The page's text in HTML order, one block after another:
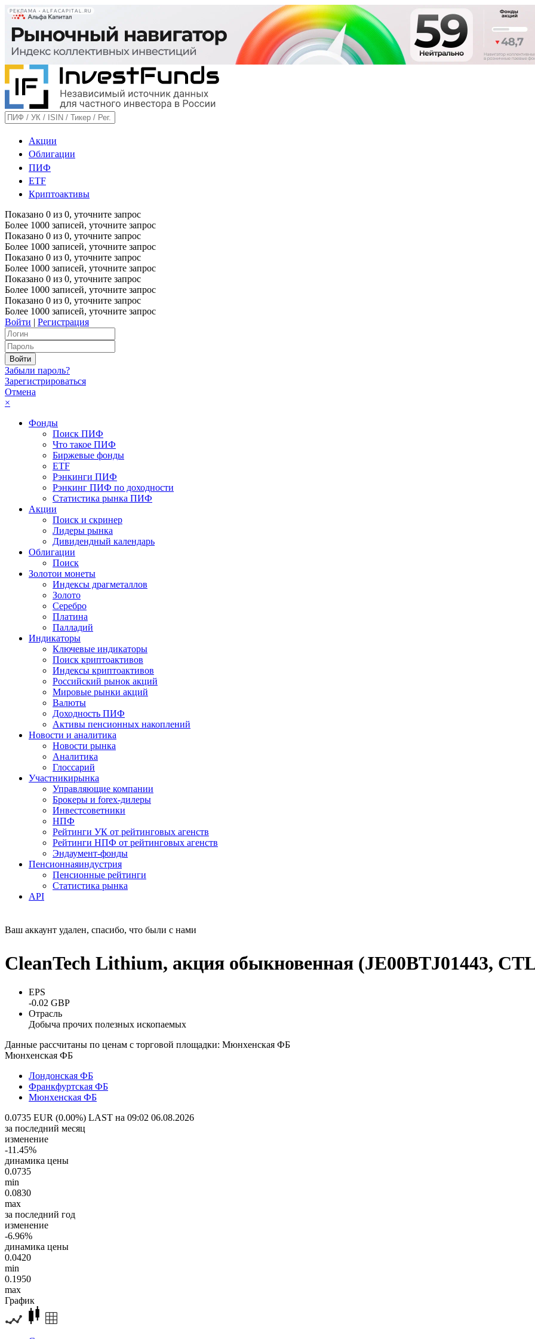
РЕКЛАМА • ALFACAPITAL.RU
Акции
Облигации
ПИФ
ETF
Криптоактивы
Показано 0 из 0, уточните запрос
Более 1000 записей, уточните запрос
Показано 0 из 0, уточните запрос
Более 1000 записей, уточните запрос
Показано 0 из 0, уточните запрос
Более 1000 записей, уточните запрос
Показано 0 из 0, уточните запрос
Более 1000 записей, уточните запрос
Показано 0 из 0, уточните запрос
Более 1000 записей, уточните запрос
Войти | Регистрация
Забыли пароль?
Зарегистрироваться
Отмена
×
Фонды
Поиск ПИФ
Что такое ПИФ
Биржевые фонды
ETF
Рэнкинги ПИФ
Рэнкинг ПИФ по доходности
Статистика рынка ПИФ
Акции
Поиск и скринер
Лидеры рынка
Дивидендный календарь
Облигации
Поиск
Золотои монеты
Индексы драгметаллов
Золото
Серебро
Платина
Палладий
Индикаторы
Ключевые индикаторы
Поиск криптоактивов
Индексы криптоактивов
Российский рынок акций
Мировые рынки акций
Валюты
Доходность ПИФ
Активы пенсионных накоплений
Новости и аналитика
Новости рынка
Аналитика
Глоссарий
Участникирынка
Управляющие компании
Брокеры и forex-дилеры
Инвестсоветники
НПФ
Рейтинги УК от рейтинговых агенств
Рейтинги НПФ от рейтинговых агенств
Эндаумент-фонды
Пенсионнаяиндустрия
Пенсионные рейтинги
Статистика рынка
API
Ваш аккаунт удален, спасибо, что были с нами
CleanTech Lithium, акция обыкновенная (JE00BTJ01443,
EPS
-0.02 GBP
Отрасль
Добыча прочих полезных ископаемых
Данные рассчитаны по ценам с торговой площадки: Мюнхенская ФБ
Мюнхенская ФБ
Лондонская ФБ
Франкфуртская ФБ
Мюнхенская ФБ
0.0735 EUR (0.00%) LAST на 09:02 06.08.2026
за последний месяц
изменение
-11.45%
динамика цены
0.0735
min
0.0830
max
за последний год
изменение
-6.96%
динамика цены
0.0420
min
0.1950
max
График